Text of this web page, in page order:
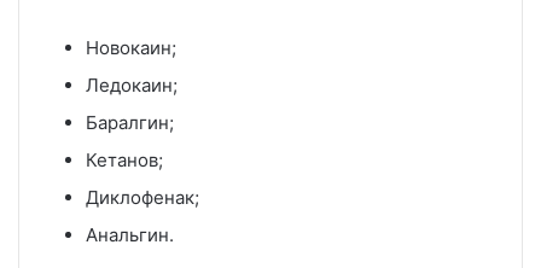
Новокаин;
Ледокаин;
Баралгин;
Кетанов;
Диклофенак;
Анальгин.